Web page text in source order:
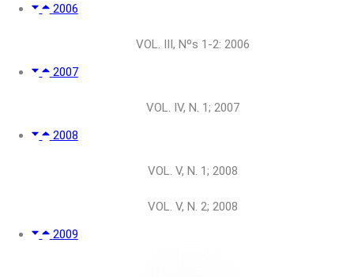
2006
VOL. III, Nºs 1-2: 2006
2007
VOL. IV, N. 1; 2007
2008
VOL. V, N. 1; 2008
VOL. V, N. 2; 2008
2009